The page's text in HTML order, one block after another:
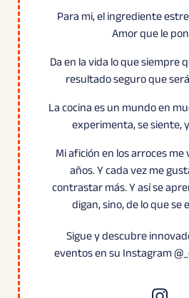
Para mi, el ingrediente
Amor que le
Da en la vida lo que siempre
resultado seguro que
La cocina es un mundo en
experimenta, se siente,
Mi afición en los arroces me
años. Y cada vez me
contrastar más. Y así se
digan, sino, de lo que
Sigue y descubre
eventos en su Instagram